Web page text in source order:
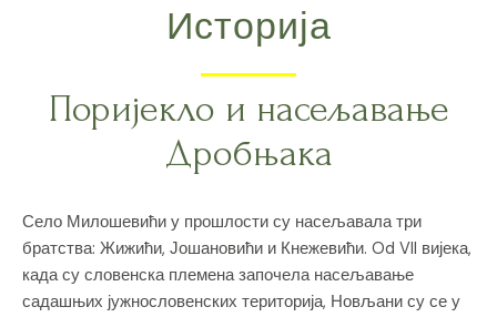
Историја
Поријекло и насељавање
Дробњака
Село Милошевићи у прошлости су насељавала три
братства: Жижићи, Јошановићи и Кнежевићи. Od VII вијека,
када су словенска племена започела насељавање
садашњих јужнословенских територија, Новљани су се у